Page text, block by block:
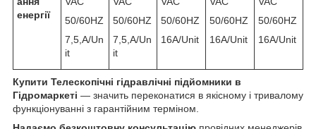
енергії
50/60HZ
7,5,A/Un
it
50/60HZ
7,5,A/Un
it
50/60HZ
16A/Unit
50/60HZ
16A/Unit
50/60HZ
16A/Unit
Купити Телескопічні гідравлічні підйомники в
Гідромаркеті — значить переконатися в якісному і тривалому
функціонуванні з гарантійним терміном.